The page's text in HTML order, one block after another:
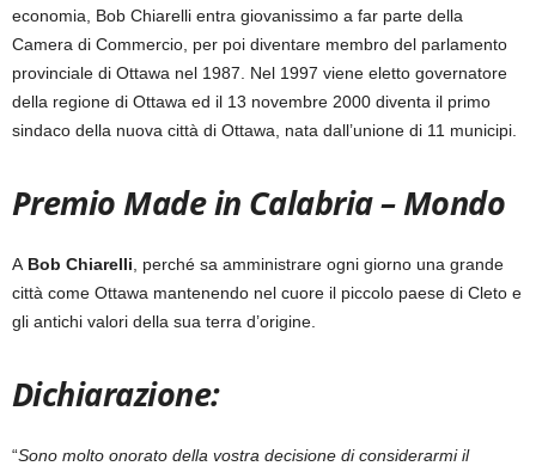
economia, Bob Chiarelli entra giovanissimo a far parte della
Camera di Commercio, per poi diventare membro del parlamento
provinciale di Ottawa nel 1987. Nel 1997 viene eletto governatore
della regione di Ottawa ed il 13 novembre 2000 diventa il primo
sindaco della nuova città di Ottawa, nata dall’unione di 11 municipi.
Premio Made in Calabria – Mondo
A Bob Chiarelli , perché sa amministrare ogni giorno una grande
città come Ottawa mantenendo nel cuore il piccolo paese di Cleto e
gli antichi valori della sua terra d’origine.
Dichiarazione:
“Sono molto onorato della vostra decisione di considerarmi il